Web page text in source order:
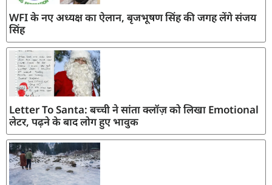
WFI के नए अध्यक्ष का ऐलान, बृजभूषण सिंह की जगह लेंगे संजय
सिंह
Letter To Santa: बच्ची ने सांता क्लॉज़ को लिखा Emotional
लेटर, पढ़ने के बाद लोग हुए भावुक